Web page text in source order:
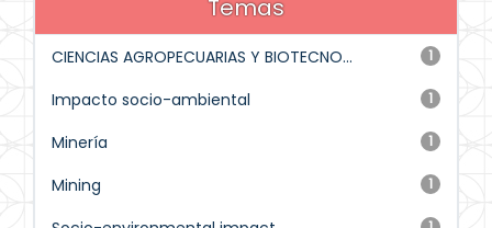
Temas
1
CIENCIAS AGROPECUARIAS Y BIOTECNO...
1
Impacto socio-ambiental
1
Minería
1
Mining